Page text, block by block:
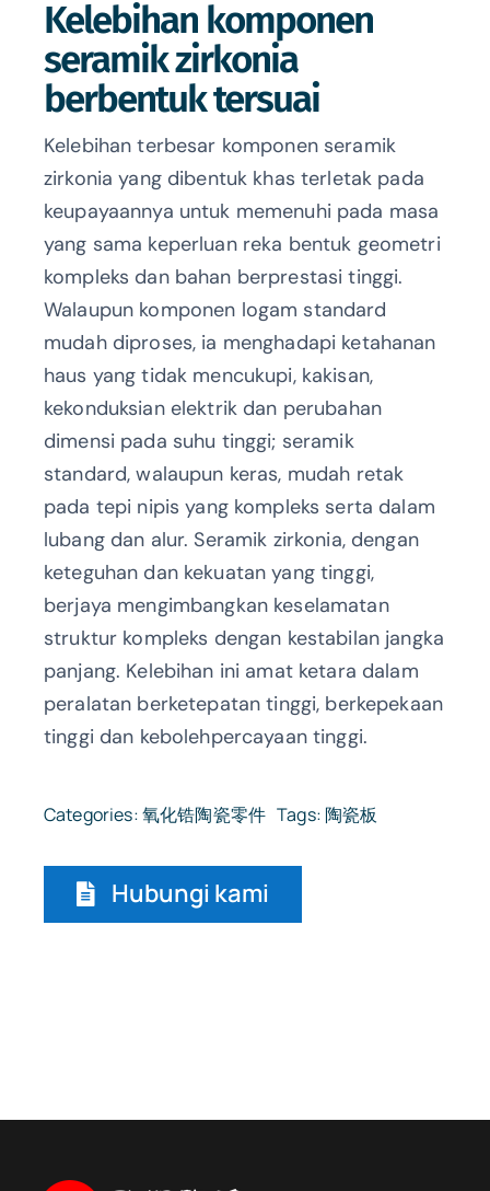
Kelebihan komponen
seramik zirkonia
berbentuk tersuai
Kelebihan terbesar komponen seramik
zirkonia yang dibentuk khas terletak pada
keupayaannya untuk memenuhi pada masa
yang sama keperluan reka bentuk geometri
kompleks dan bahan berprestasi tinggi.
Walaupun komponen logam standard
mudah diproses, ia menghadapi ketahanan
haus yang tidak mencukupi, kakisan,
kekonduksian elektrik dan perubahan
dimensi pada suhu tinggi; seramik
standard, walaupun keras, mudah retak
pada tepi nipis yang kompleks serta dalam
lubang dan alur. Seramik zirkonia, dengan
keteguhan dan kekuatan yang tinggi,
berjaya mengimbangkan keselamatan
struktur kompleks dengan kestabilan jangka
panjang. Kelebihan ini amat ketara dalam
peralatan berketepatan tinggi, berkepekaan
tinggi dan kebolehpercayaan tinggi.
Categories:氧化锆陶瓷零件 Tags: 陶瓷板
Hubungi kami